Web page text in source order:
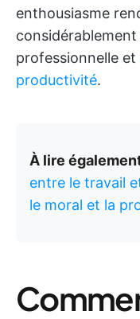
enthousiasme
professionnelle et
productivité.
À lire
entre le travail
le moral et la